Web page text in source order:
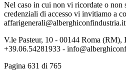
Nel caso in cui non vi ricordate o non
credenziali di accesso vi invitiamo a
affarigenerali@alberghiconfindustria.it
V.le Pasteur, 10 - 00144 Roma
+39.06.54281933 -
Pagina 631 di 765